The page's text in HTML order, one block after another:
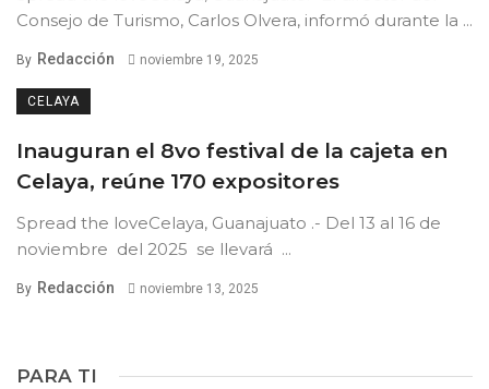
Consejo de Turismo, Carlos Olvera, informó durante la ...
By Redacción noviembre 19, 2025
CELAYA
Inauguran el 8vo festival de la cajeta en
Celaya, reúne 170 expositores
Spread the loveCelaya, Guanajuato .- Del 13 al 16 de
noviembre del 2025 se llevará ...
By Redacción noviembre 13, 2025
PARA TI